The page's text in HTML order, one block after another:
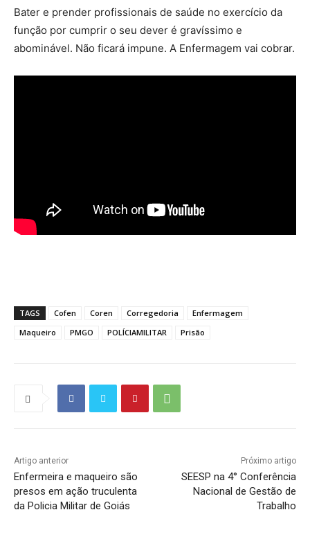
Bater e prender profissionais de saúde no exercício da
função por cumprir o seu dever é gravíssimo e
abominável. Não ficará impune. A Enfermagem vai cobrar.
TAGS Cofen Coren Corregedoria
Enfermagem
Maqueiro
PMGO POLÍCIAMILITAR Prisão
Artigo anterior
Enfermeira e maqueiro são
presos em ação truculenta
da Policia Militar de Goiás
Próximo artigo
SEESP na 4° Conferência
Nacional de Gestão de
Trabalho